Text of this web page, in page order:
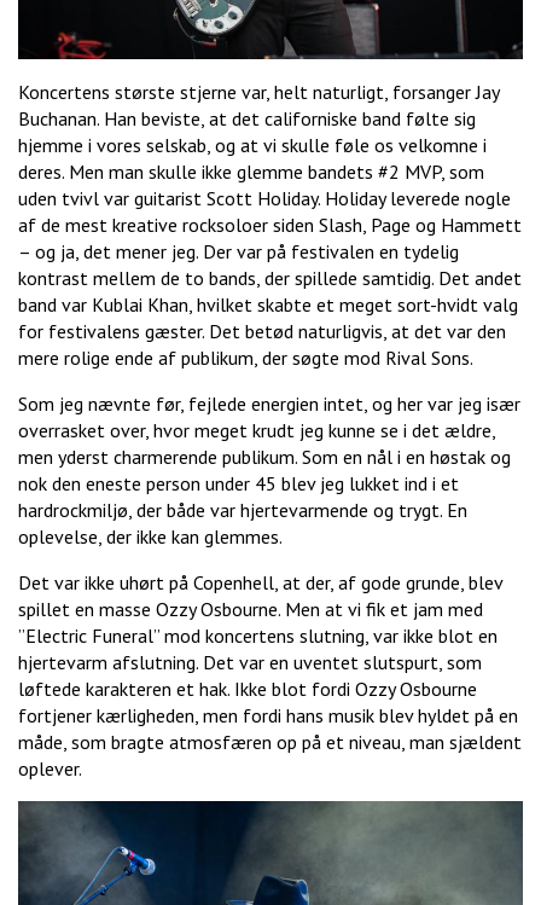
Koncertens største stjerne var, helt naturligt, forsanger Jay
Buchanan. Han beviste, at det californiske band følte sig
hjemme i vores selskab, og at vi skulle føle os velkomne i
deres. Men man skulle ikke glemme bandets #2 MVP, som
uden tvivl var guitarist Scott Holiday. Holiday leverede nogle
af de mest kreative rocksoloer siden Slash, Page og Hammett
– og ja, det mener jeg. Der var på festivalen en tydelig
kontrast mellem de to bands, der spillede samtidig. Det andet
band var Kublai Khan, hvilket skabte et meget sort-hvidt valg
for festivalens gæster. Det betød naturligvis, at det var den
mere rolige ende af publikum, der søgte mod Rival Sons.
Som jeg nævnte før, fejlede energien intet, og her var jeg især
overrasket over, hvor meget krudt jeg kunne se i det ældre,
men yderst charmerende publikum. Som en nål i en høstak og
nok den eneste person under 45 blev jeg lukket ind i et
hardrockmiljø, der både var hjertevarmende og trygt. En
oplevelse, der ikke kan glemmes.
Det var ikke uhørt på Copenhell, at der, af gode grunde, blev
spillet en masse Ozzy Osbourne. Men at vi fik et jam med
”Electric Funeral” mod koncertens slutning, var ikke blot en
hjertevarm afslutning. Det var en uventet slutspurt, som
løftede karakteren et hak. Ikke blot fordi Ozzy Osbourne
fortjener kærligheden, men fordi hans musik blev hyldet på en
måde, som bragte atmosfæren op på et niveau, man sjældent
oplever.